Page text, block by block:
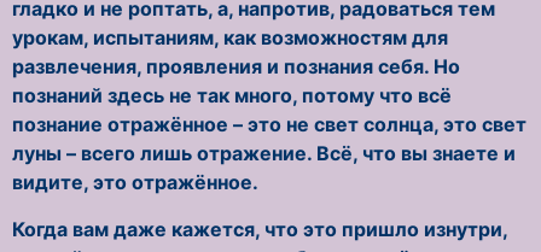
гладко и не роптать, а, напротив, радоваться тем
урокам, испытаниям, как возможностям для
развлечения, проявления и познания себя. Но
познаний здесь не так много, потому что всё
познание отражённое – это не свет солнца, это свет
луны – всего лишь отражение. Всё, что вы знаете и
видите, это отражённое.
Когда вам даже кажется, что это пришло изнутри,